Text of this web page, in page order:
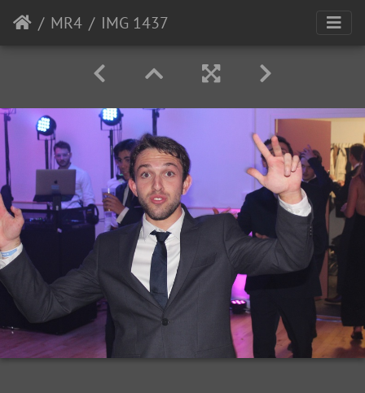
MR4 IMG 1437